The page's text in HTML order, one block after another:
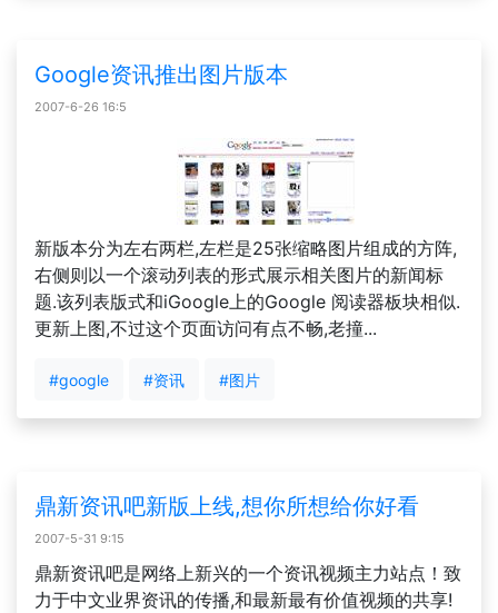
Google资讯推出图片版本
2007-6-26 16:5
新版本分为左右两栏,左栏是25张缩略图片组成的方阵,
右侧则以一个滚动列表的形式展示相关图片的新闻标
题.该列表版式和iGoogle上的Google 阅读器板块相似.
更新上图,不过这个页面访问有点不畅,老撞...
#google #资讯 #图片
鼎新资讯吧新版上线,想你所想给你好看
2007-5-31 9:15
鼎新资讯吧是网络上新兴的一个资讯视频主力站点！致
力于中文业界资讯的传播,和最新最有价值视频的共享!